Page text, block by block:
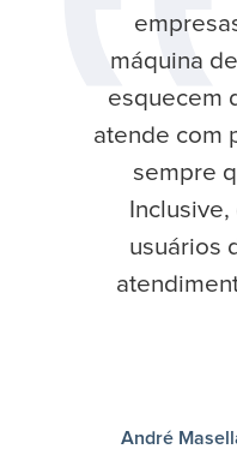
máquina
esquecem
atende com
sempre
usuários
André